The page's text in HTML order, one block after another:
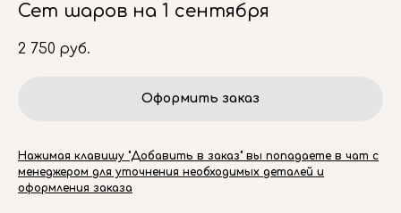
Сет шаров на 1 сентября
2 750 руб.
Оформить заказ
Нажимая клавишу "Добавить в заказ" вы попадаете в чат с
менеджером для уточнения необходимых деталей и
оформления заказа